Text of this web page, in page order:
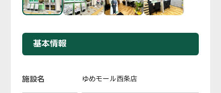
基本情報
施設名 ゆめモール西条店